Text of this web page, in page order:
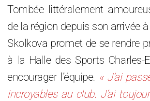
Tombée littéralement
de la région depuis son arrivée
Skolkova promet de se rendre
à la Halle des Sports Charles-
encourager l’équipe. « J’ai
incroyables au club. J’ai